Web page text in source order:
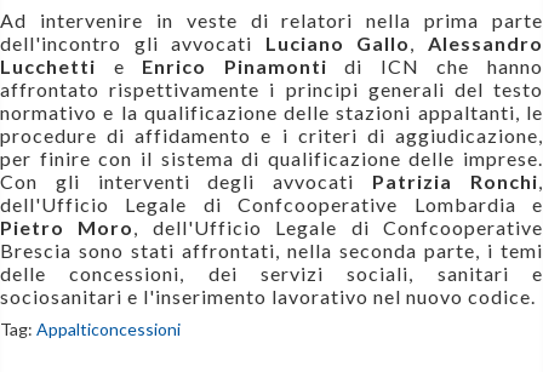
Ad intervenire in veste di relatori nella prima parte
dell'incontro gli avvocati Luciano Gallo,Alessandro
Lucchetti e Enrico Pinamonti di ICN che hanno
affrontato rispettivamente i principi generali del testo
normativo e la qualificazione delle stazioni appaltanti, le
procedure di affidamento e i criteri di aggiudicazione,
per finire con il sistema di qualificazione delle imprese.
Con gli interventi degli avvocati Patrizia Ronchi,
dell'Ufficio Legale di Confcooperative Lombardia e
Pietro Moro, dell'Ufficio Legale di Confcooperative
Brescia sono stati affrontati, nella seconda parte, i temi
delle concessioni, dei servizi sociali, sanitari e
sociosanitari e l'inserimento lavorativo nel nuovo codice.
Tag: Appalticoncessioni